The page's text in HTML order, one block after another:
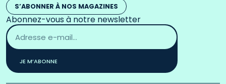
S’ABONNER À NOS MAGAZINES
Abonnez-vous à notre newsletter
Adresse
email
*
JE M’ABONNE